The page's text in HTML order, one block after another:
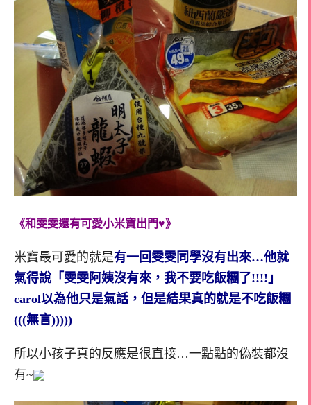
《和雯雯還有可愛小米寶出門♥》
米寶最可愛的就是有一回雯雯同學沒有出來…他就
氣得說「雯雯阿姨沒有來，我不要吃飯糰了!!!!」
carol以為他只是氣話，但是結果真的就是不吃飯糰
(((無言)))))
所以小孩子真的反應是很直接…一點點的偽裝都沒
有~